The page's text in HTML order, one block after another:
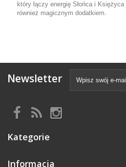
który łączy energię Słońca i
również magicznym dodatkiem.
Newsletter
Kategorie
Informacja